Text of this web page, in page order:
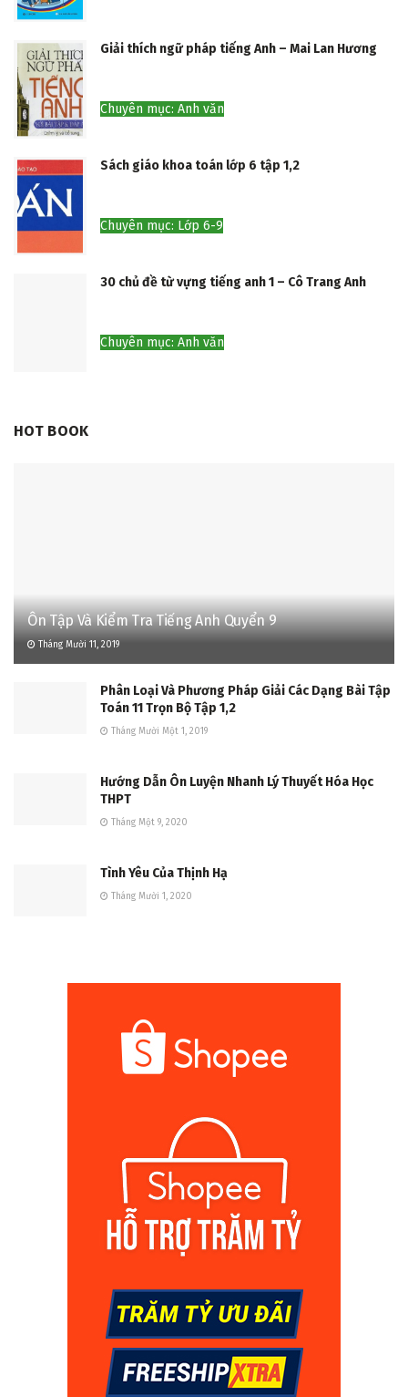
Giải thích ngữ pháp tiếng Anh – Mai Lan Hương
Chuyên mục: Anh văn
Sách giáo khoa toán lớp 6 tập 1,2
Chuyên mục: Lớp 6-9
30 chủ đề từ vựng tiếng anh 1 – Cô Trang Anh
Chuyên mục: Anh văn
HOT BOOK
Ôn Tập Và Kiểm Tra Tiếng Anh Quyển 9
Tháng Mười 11, 2019
Phân Loại Và Phương Pháp Giải Các Dạng Bài Tập
Toán 11 Trọn Bộ Tập 1,2
Tháng Mười Một 1, 2019
Hướng Dẫn Ôn Luyện Nhanh Lý Thuyết Hóa Học
THPT
Tháng Một 9, 2020
Tình Yêu Của Thịnh Hạ
Tháng Mười 1, 2020